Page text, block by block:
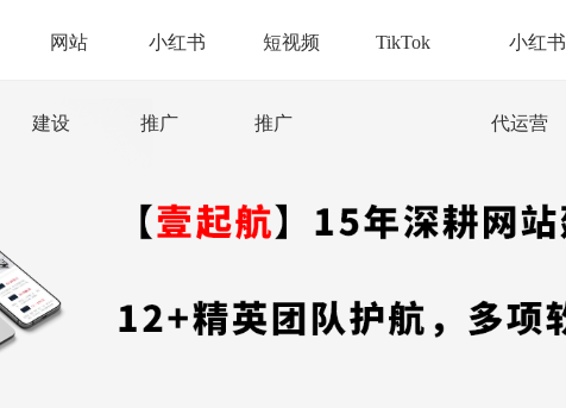
网站
建设
小红书
推广
短视频
推广
TikTok 小红书
代运营